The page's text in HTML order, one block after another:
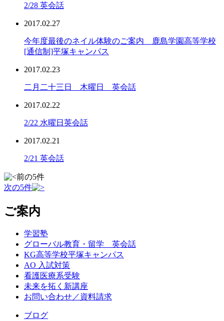
2/28 英会話
2017.02.27
今年度最後のネイル体験のご案内 鹿島学園高等学校
[通信制]平塚キャンパス
2017.02.23
二月二十三日 木曜日 英会話
2017.02.22
2/22 水曜日英会話
2017.02.21
2/21 英会話
前の5件
次の5件
ご案内
学習塾
グローバル教育・留学 英会話
KG高等学校平塚キャンパス
AO 入試対策
看護医療系受験
未来を拓く新講座
お問い合わせ／資料請求
ブログ